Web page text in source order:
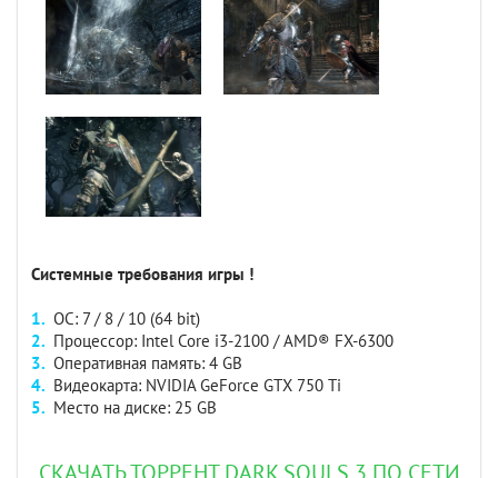
Системные требования игры !
ОС: 7 / 8 / 10 (64 bit)
Процессор: Intel Core i3-2100 / AMD® FX-6300
Оперативная память: 4 GB
Видеокарта: NVIDIA GeForce GTX 750 Ti
Место на диске: 25 GB